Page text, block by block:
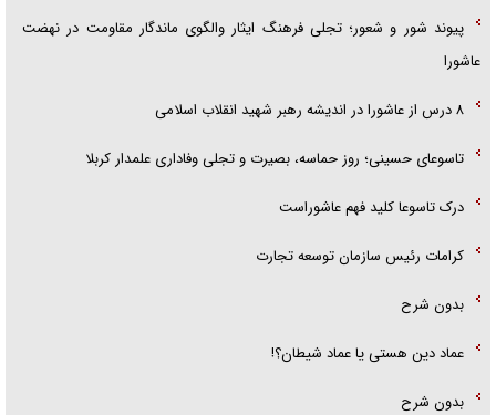
پیوند شور و شعور؛ تجلی فرهنگ ایثار والگوی ماندگار مقاومت در نهضت
عاشورا
۸ درس از عاشورا در اندیشه رهبر شهید انقلاب اسلامی
تاسوعای حسینی؛ روز حماسه، بصیرت و تجلی وفاداری علمدار کربلا
درک تاسوعا کلید فهم عاشوراست
کرامات رئیس سازمان توسعه تجارت
بدون شرح
عماد دین هستی یا عماد شیطان؟!
بدون شرح